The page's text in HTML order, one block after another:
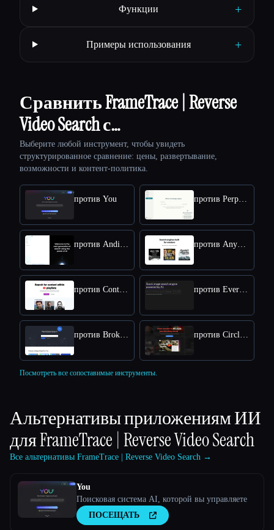
Функции +
Примеры использования +
Сравнить FrameTrace | Reverse
Video Search с…
Выберите любой инструмент, чтобы увидеть
структурированное сравнение: цены, развертывание,
возможности и контент-политика.
против You
Посмотреть все сопоставимые инструменты.
Альтернативы приложениям ИИ
дляFrameTrace | Reverse Video Search
Все альтернативы FrameTrace | Reverse Video Search →
You
Поисковая система AI, которой вы управляете
ПОСЕЩАТЬ